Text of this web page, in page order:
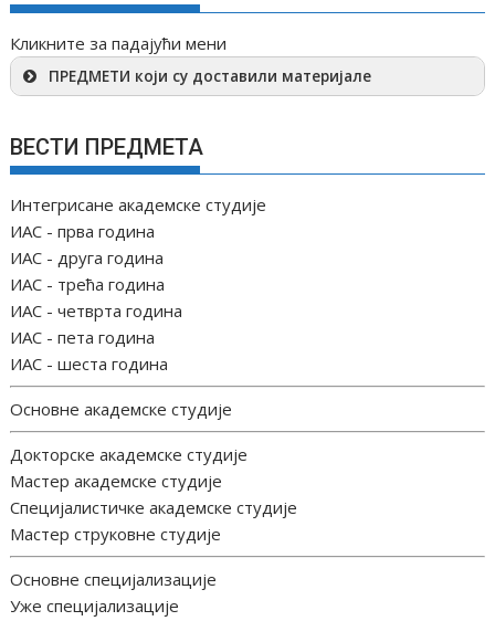
Кликните за падајући мени
ПРЕДМЕТИ који су доставили материјале
ВЕСТИ ПРЕДМЕТА
Интегрисане академске студије
ИАС - прва година
ИАС - друга година
ИАС - трећа година
ИАС - четврта година
ИАС - пета година
ИАС - шеста година
Основне академске студије
Докторске академске студије
Мастер академске студије
Специјалистичке академске студије
Мастер струковне студије
Основне специјализације
Уже специјализације